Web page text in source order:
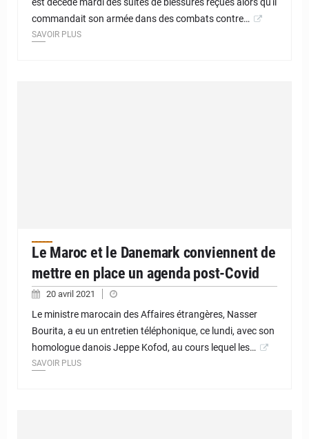
commandait son armée dans des combats contre…
SAVOIR PLUS
Le Maroc et le Danemark conviennent de
mettre en place un agenda post-Covid
20 avril 2021
Le ministre marocain des Affaires étrangères, Nasser
Bourita, a eu un entretien téléphonique, ce lundi, avec son
homologue danois Jeppe Kofod, au cours lequel les…
SAVOIR PLUS